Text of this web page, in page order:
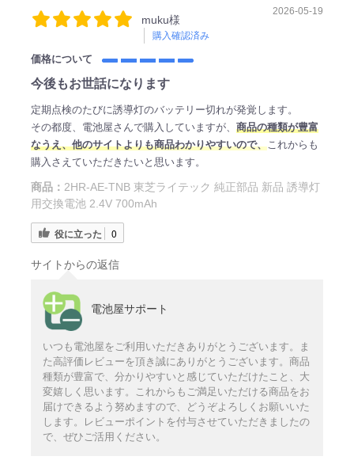
muku様
購入確認済み
2026-05-19
価格について
今後もお世話になります
定期点検のたびに誘導灯のバッテリー切れが発覚します。
その都度、電池屋さんで購入していますが、 商品の種類が豊富
なうえ、他のサイトよりも商品わかりやすいので、これからも
購入さえていただきたいと思います。
商品： 2HR-AE-TNB 東芝ライテック 純正部品 新品 誘導灯
用交換電池 2.4V 700mAh
役に立った 0
サイトからの返信
電池屋サポート
いつも電池屋をご利用いただきありがとうございます。ま
た高評価レビューを頂き誠にありがとうございます。商品
種類が豊富で、分かりやすいと感じていただけたこと、大
変嬉しく思います。これからもご満足いただける商品をお
届けできるよう努めますので、どうぞよろしくお願いいた
します。レビューポイントを付与させていただきましたの
で、ぜひご活用ください。